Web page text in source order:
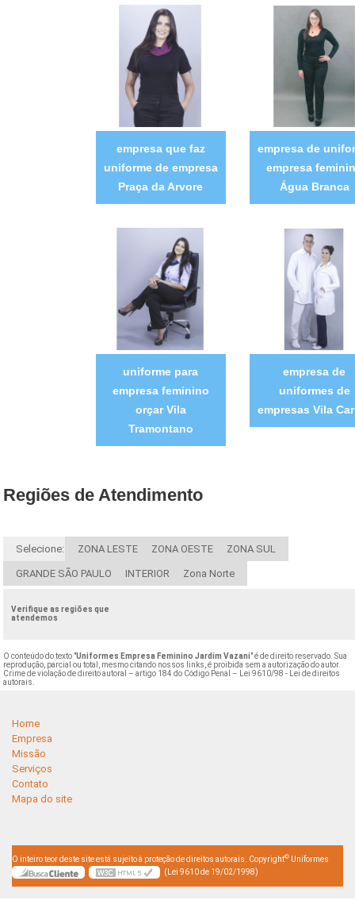
empresa que faz
uniforme de empresa
Praça da Arvore
empresa de
empresa
Água Branca
uniforme para
empresa feminino
orçar Vila
Tramontano
empresa de
uniformes de
empresas Vila
Regiões de Atendimento
Selecione: ZONA LESTE ZONA OESTE ZONA SUL
GRANDE SÃO PAULO INTERIOR Zona Norte
Verifique as regiões que
atendemos
O conteúdo do texto "Uniformes Empresa Feminino Jardim Vazani" é de direito reservado. Sua
reprodução, parcial ou total, mesmo citando nossos links, é proibida sem a autorização do autor.
Crime de violação de direito autoral – artigo 184 do Código Penal – Lei 9610/98 - Lei de direitos
autorais.
Home
Empresa
Missão
Serviços
Contato
Mapa do site
O inteiro teor deste site está sujeito à proteção de direitos autorais. Copyright© Uniformes
(Lei 9610 de 19/02/1998)